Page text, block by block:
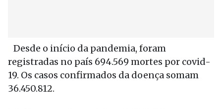
Desde o início da pandemia, foram
registradas no país 694.569 mortes por covid-
19. Os casos confirmados da doença somam
36.450.812.